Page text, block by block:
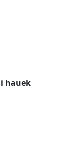
hauek